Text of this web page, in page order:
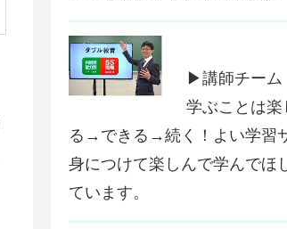
▶講師チーム
学ぶことは
る→できる→続く！よい学習
身につけて楽しんで学んでほ
ています。